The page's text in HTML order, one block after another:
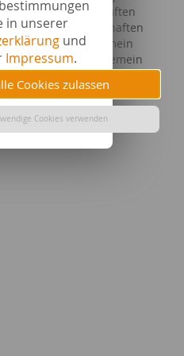
in unserer
und
Impressum.
Cookies zulassen
Cookies verwenden
Naturwissenschaften
Geisteswissenschaften
Tourismus allgemein
Gesellschaft allgemein
Tiere allgemein